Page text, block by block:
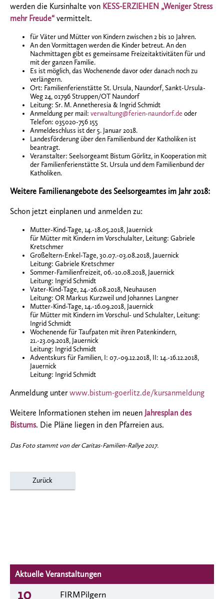
werden die Kursinhalte von KESS-ERZIEHEN „Weniger Stress
mehr Freude“ vermittelt.
für Väter und Mütter von Kindern zwischen 2 bis 10 Jahren.
An den Vormittagen werden die Kinder betreut. An den
Nachmittagen gibt es gemeinsame Freizeitaktivitäten für und
mit der ganzen Familie.
Es ist möglich, das Wochenende davor oder danach noch zu
verlängern.
Ort: Familienferienstätte St. Ursula, Naundorf, Sankt-Ursula-
Weg 24, 01796 Struppen/OT Naundorf
Leitung: Sr. M. Annetheresia & Ingrid Schmidt
Anmeldung per mail: verwaltung@ferien-naundorf.de oder
Telefon: 035020-756 155
Anmeldeschluss ist der 5. Januar 2018.
Landesförderung über den Familienbund der Katholiken ist
beantragt.
Veranstalter: Seelsorgeamt Bistum Görlitz, in Kooperation mit
der Familienferienstätte St. Ursula und dem Familienbund der
Katholiken.
Weitere Familienangebote des Seelsorgeamtes im Jahr 2018:
Schon jetzt einplanen und anmelden zu:
Mutter-Kind-Tage, 14.-18.05.2018, Jauernick
für Mütter mit Kindern im Vorschulalter, Leitung: Gabriele
Kretschmer
Großeltern-Enkel-Tage, 30.07.-03.08.2018, Jauernick
Leitung: Gabriele Kretschmer
Sommer-Familienfreizeit, 06.-10.08.2018, Jauernick
Leitung: Ingrid Schmidt
Vater-Kind-Tage, 24.-26.08.2018, Neuhausen
Leitung: OR Markus Kurzweil und Johannes Langner
Mutter-Kind-Tage, 14.-16.09.2018, Jauernick
für Mütter mit Kindern im Vorschul- und Schulalter, Leitung:
Ingrid Schmidt
Wochenende für Taufpaten mit ihren Patenkindern,
21.-23.09.2018, Jauernick
Leitung: Ingrid Schmidt
Adventskurs für Familien, I: 07.-09.12.2018, II: 14.-16.12.2018,
Jauernick
Leitung: Ingrid Schmidt
Anmeldung unter www.bistum-goerlitz.de/kursanmeldung
Weitere Informationen stehen im neuen Jahresplan des
Bistums. Die Pläne liegen in den Pfarreien aus.
Das Foto stammt von der Caritas-Familien-Rallye 2017.
Zurück
Aktuelle Veranstaltungen
10 FIRMPilgern